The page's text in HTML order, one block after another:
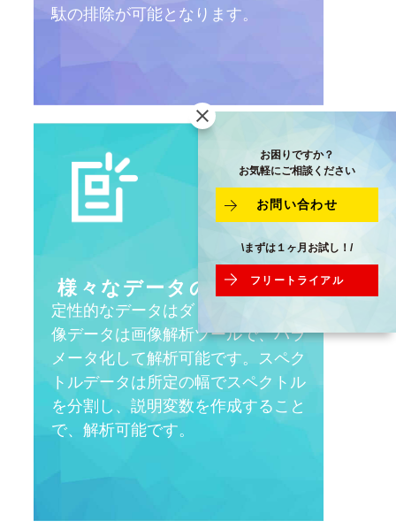
駄の排除が可能となります。
様々なデータの 取り込み
定性的なデータはダミー変数で、画
像データは画像解析ツールで、パラ
メータ化して解析可能です。スペク
トルデータは所定の幅でスペクトル
を分割し、説明変数を作成すること
で、解析可能です。
お困りですか？
お気軽にご相談ください
お問い合わせ
\まずは１ヶ月お試し！/
フリートライアル